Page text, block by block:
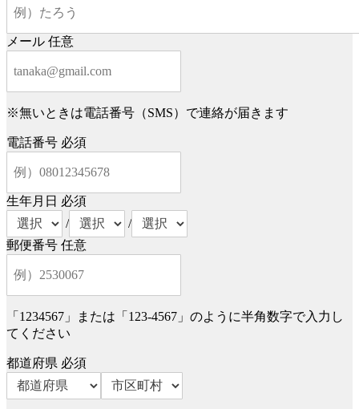
メール 任意
※無いときは電話番号（SMS）で連絡が届きます
電話番号 必須
生年月日 必須
/
/
郵便番号 任意
「1234567」または「123-4567」のように半角数字で入力し
てください
都道府県 必須